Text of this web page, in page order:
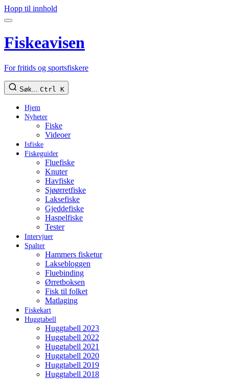
Hopp til innhold
Fiskeavisen
For fritids og sportsfiskere
Søk... Ctrl K
Hjem
Nyheter
Fiske
Videoer
Isfiske
Fiskeguider
Fluefiske
Knuter
Havfiske
Sjøørretfiske
Laksefiske
Gjeddefiske
Haspelfiske
Tester
Intervjuer
Spalter
Hammers fisketur
Laksebloggen
Fluebinding
Ørretboksen
Fisk til folket
Matlaging
Fiskekart
Huggtabell
Huggtabell 2023
Huggtabell 2022
Huggtabell 2021
Huggtabell 2020
Huggtabell 2019
Huggtabell 2018